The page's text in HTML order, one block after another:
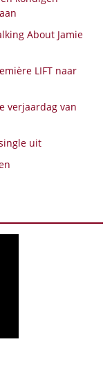
About Jamie
LIFT naar
verjaardag van
uit